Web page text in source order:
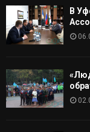
В